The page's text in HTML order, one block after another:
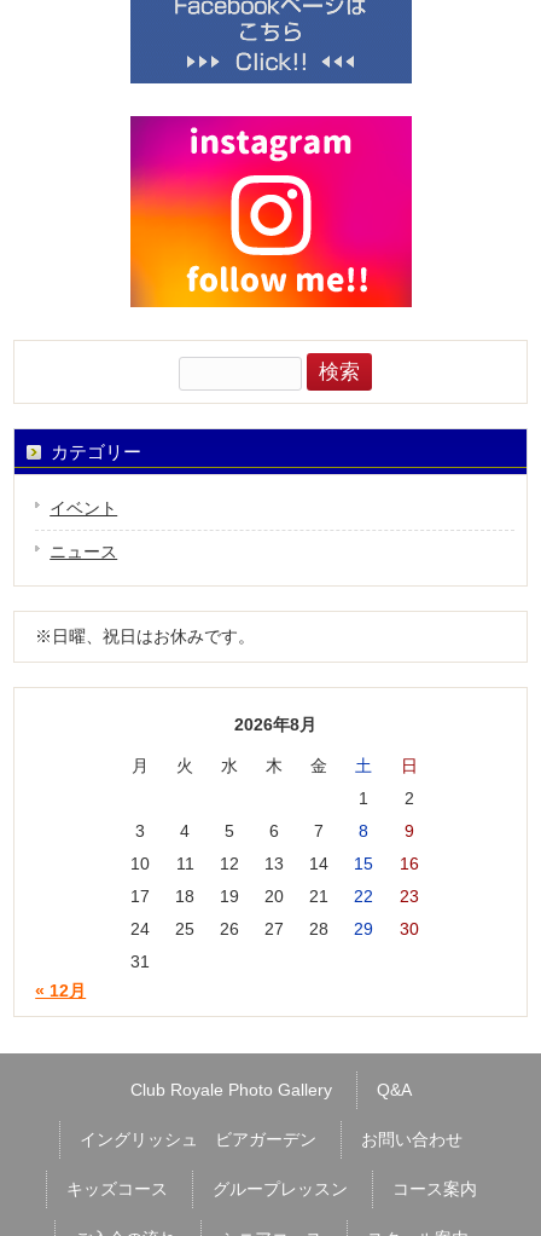
検
索:
カテゴリー
イベント
ニュース
※日曜、祝日はお休みです。
2026年8月
月 火 水 木 金 土
日
1
2
3
4 5 6 7 8
9
10
11 12 13 14 15
16
17
18 19 20 21 22
23
24
25 26 27 28 29
30
31
« 12月
Club Royale Photo Gallery Q&A
イングリッシュ ビアガーデン お問い合わせ
キッズコース グループレッスン コース案内